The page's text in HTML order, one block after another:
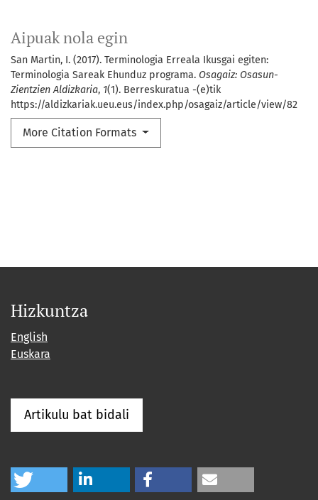
Aipuak nola egin
San Martin, I. (2017). Terminologia Erreala Ikusgai egiten:
Terminologia Sareak Ehunduz programa. Osagaiz: Osasun-
Zientzien Aldizkaria, 1(1). Berreskuratua -(e)tik
https://aldizkariak.ueu.eus/index.php/osagaiz/article/view/82
More Citation Formats
Hizkuntza
English
Euskara
Artikulu bat bidali